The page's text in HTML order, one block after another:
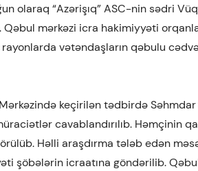
olaraq “Azərişıq” ASC-nin sədri
mərkəzi icra hakimiyyəti
vətəndaşların qəbulu
keçirilən tədbirdə
cavablandırılıb. Həmçinin
Həlli araşdırma tələb edən
şöbələrin icraatına göndərilib.